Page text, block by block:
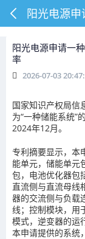
阳光电源申请一
率
2026-07-03
国家知识产权局信
为“一种储能系统”
2024年12月。
专利摘要显示，本
能单元，储能单元
包，电池优化器包
直流侧与直流母线
器的交流侧与负载
线；控制模块，用
模式，逆变器的运
本申请提供的系统